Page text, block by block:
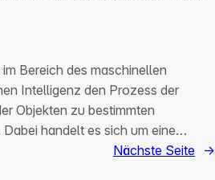
Bereich des maschinellen
Intelligenz den Prozess der
Objekten zu bestimmten
handelt es sich um eine…
Nächste Seite →